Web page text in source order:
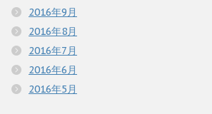
2016年9月
2016年8月
2016年7月
2016年6月
2016年5月